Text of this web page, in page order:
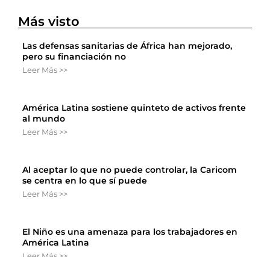
Más visto
Las defensas sanitarias de África han mejorado,
pero su financiación no
Leer Más >>
América Latina sostiene quinteto de activos frente
al mundo
Leer Más >>
Al aceptar lo que no puede controlar, la Caricom
se centra en lo que sí puede
Leer Más >>
El Niño es una amenaza para los trabajadores en
América Latina